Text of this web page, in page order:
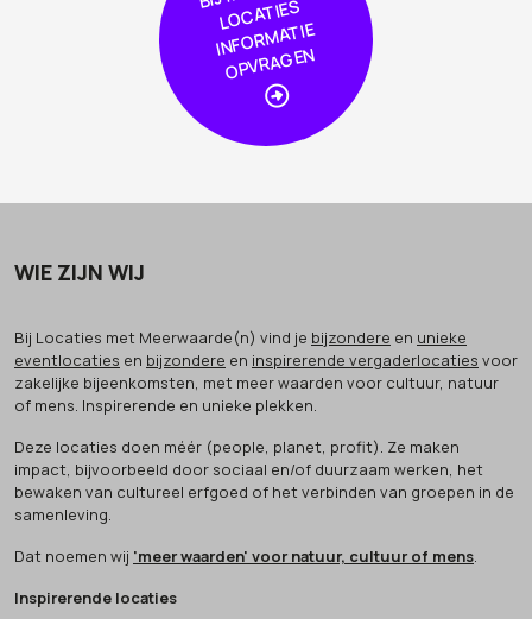
S
TIE
N
WIE ZIJN WIJ
Bij Locaties met Meerwaarde(n) vind je bijzondere en unieke
eventlocaties en bijzondere en inspirerende vergaderlocaties voor
zakelijke bijeenkomsten, met meer waarden voor cultuur, natuur
of mens. Inspirerende en unieke plekken.
Deze locaties doen méér (people, planet, profit). Ze maken
impact, bijvoorbeeld door sociaal en/of duurzaam werken, het
bewaken van cultureel erfgoed of het verbinden van groepen in de
samenleving.
Dat noemen wij 'meer waarden' voor natuur, cultuur of mens.
Inspirerende locaties